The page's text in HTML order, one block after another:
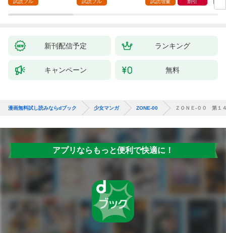
試読フル 試読フル 試読増量 割引
新刊配信予定 ランキング
キャンペーン 無料
漫画無料試し読みならdブック 少女マンガ ZONE-00 ＺＯＮＥ‐００ 第１
アプリならもっと便利で快適に！